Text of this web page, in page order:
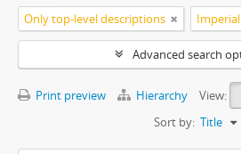
Only top-level descriptions
Advanced search
Print preview Hierarchy
View:
Sort by: Title